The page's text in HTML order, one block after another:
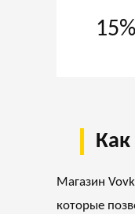
15%
Магазин
которые